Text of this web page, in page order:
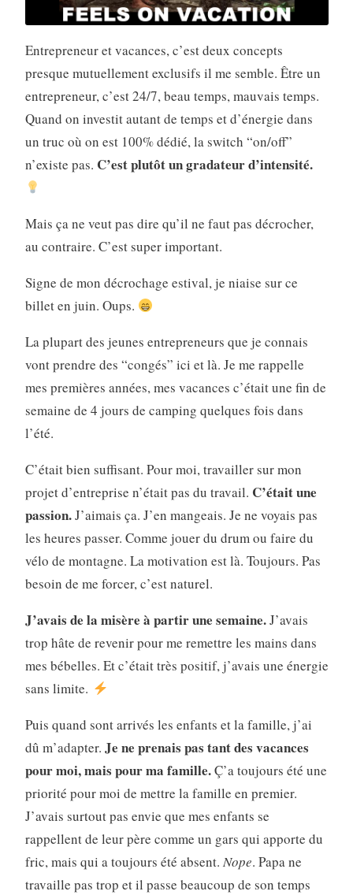
Entrepreneur et vacances, c’est deux concepts
presque mutuellement exclusifs il me semble. Être un
entrepreneur, c’est 24/7, beau temps, mauvais temps.
Quand on investit autant de temps et d’énergie dans
un truc où on est 100% dédié, la switch “on/off”
n’existe pas. C’est plutôt un gradateur d’intensité.
Mais ça ne veut pas dire qu’il ne faut pas décrocher,
au contraire. C’est super important.
Signe de mon décrochage estival, je niaise sur ce
billet en juin. Oups.
La plupart des jeunes entrepreneurs que je connais
vont prendre des “congés” ici et là. Je me rappelle
mes premières années, mes vacances c’était une fin de
semaine de 4 jours de camping quelques fois dans
l’été.
C’était bien suffisant. Pour moi, travailler sur mon
projet d’entreprise n’était pas du travail. C’était une
passion.J’aimais ça. J’en mangeais. Je ne voyais pas
les heures passer. Comme jouer du drum ou faire du
vélo de montagne. La motivation est là. Toujours. Pas
besoin de me forcer, c’est naturel.
J’avais de la misère à partir une semaine.J’avais
trop hâte de revenir pour me remettre les mains dans
mes bébelles. Et c’était très positif, j’avais une énergie
sans limite.
Puis quand sont arrivés les enfants et la famille, j’ai
dû m’adapter. Je ne prenais pas tant des vacances
pour moi, mais pour ma famille.Ç’a toujours été une
priorité pour moi de mettre la famille en premier.
J’avais surtout pas envie que mes enfants se
rappellent de leur père comme un gars qui apporte du
fric, mais qui a toujours été absent. Nope. Papa ne
travaille pas trop et il passe beaucoup de son temps